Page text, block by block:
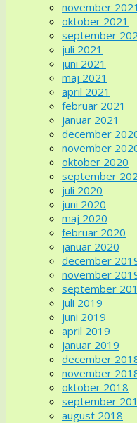
november 2021
oktober 2021
september
juli 2021
juni 2021
maj 2021
april 2021
februar 2021
januar 2021
december
november
oktober 2020
september
juli 2020
juni 2020
maj 2020
februar 2020
januar 2020
december
november
september
juli 2019
juni 2019
april 2019
januar 2019
december
november
oktober 2018
september
august 2018